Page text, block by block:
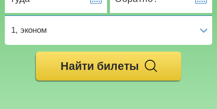
1, эконом
Найти билеты